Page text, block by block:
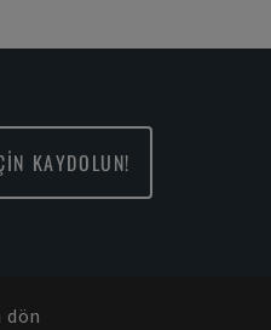
KAYDOLUN!
dön